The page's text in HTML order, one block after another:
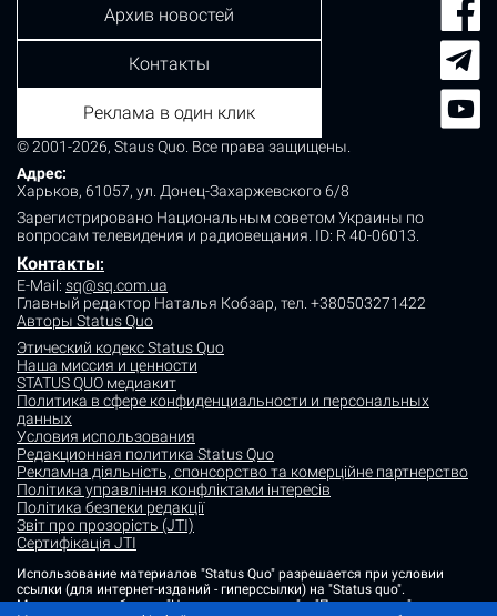
© 2001-2026, Staus Quo. Все права защищены.
Адрес:
Харьков, 61057, ул. Донец-Захаржевского 6/8
Зарегистрировано Национальным советом Украины по
вопросам телевидения и радиовещания. ID: R 40-06013.
Контакты:
E-Mail: sq@sq.com.ua
Главный редактор Наталья Кобзар, тел. +380503271422
Авторы Status Quo
Этический кодекс Status Quo
Наша миссия и ценности
STATUS QUO медиакит
Политика в сфере конфиденциальности и персональных
данных
Условия использования
Редакционная политика Status Quo
Рекламна діяльність, спонсорство та комерційне партнерство
Політика управління конфліктами інтересів
Політика безпеки редакції
Звіт про прозорість (JTI)
Сертифікація JTI
Архив новостей
Контакты
Реклама в один клик
Использование материалов "Status Quo" разрешается при условии
ссылки (для интернет-изданий - гиперссылки) на "Status quo".
Материалы в рубриках "Новости партнеров" и "Пресс-релизы"